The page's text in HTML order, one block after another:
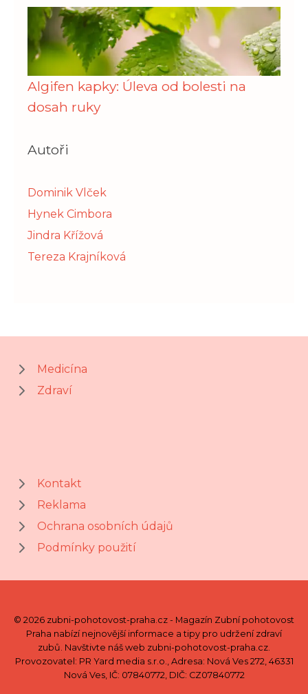
Algifen kapky: Úleva od bolesti na
dosah ruky
Autoři
Dominik Vlček
Hynek Cimbora
Jindra Křížová
Tereza Krajníková
Medicína
Zdraví
Kontakt
Reklama
Ochrana osobních údajů
Podmínky použití
© 2026 zubni-pohotovost-praha.cz - Magazín Zubní pohotovost
Praha nabízí nejnovější informace a tipy pro udržení zdraví
zubů. Navštivte náš web zubni-pohotovost-praha.cz.
Provozovatel: PR Yard media s.r.o., Adresa: Nová Ves 272, 46331
Nová Ves, IČ: 07840772, DIČ: CZ07840772